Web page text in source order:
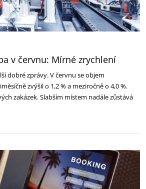
v červnu: Mírné zrychlení
dobré zprávy. V červnu se objem
zvýšil o 1,2 % a meziročně o 4,0 %.
zakázek. Slabším místem nadále zůstává